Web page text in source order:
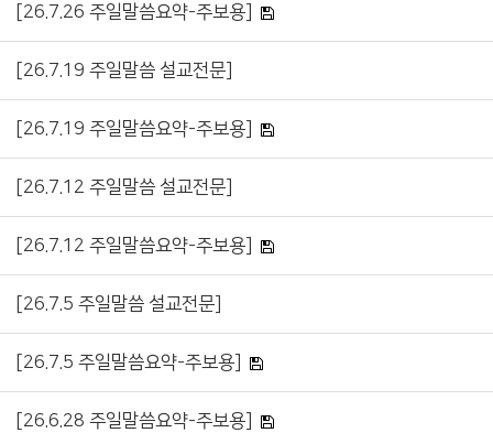
[26.7.26 주일말씀요약-주보용]
[26.7.19 주일말씀 설교전문]
[26.7.19 주일말씀요약-주보용]
[26.7.12 주일말씀 설교전문]
[26.7.12 주일말씀요약-주보용]
[26.7.5 주일말씀 설교전문]
[26.7.5 주일말씀요약-주보용]
[26.6.28 주일말씀요약-주보용]